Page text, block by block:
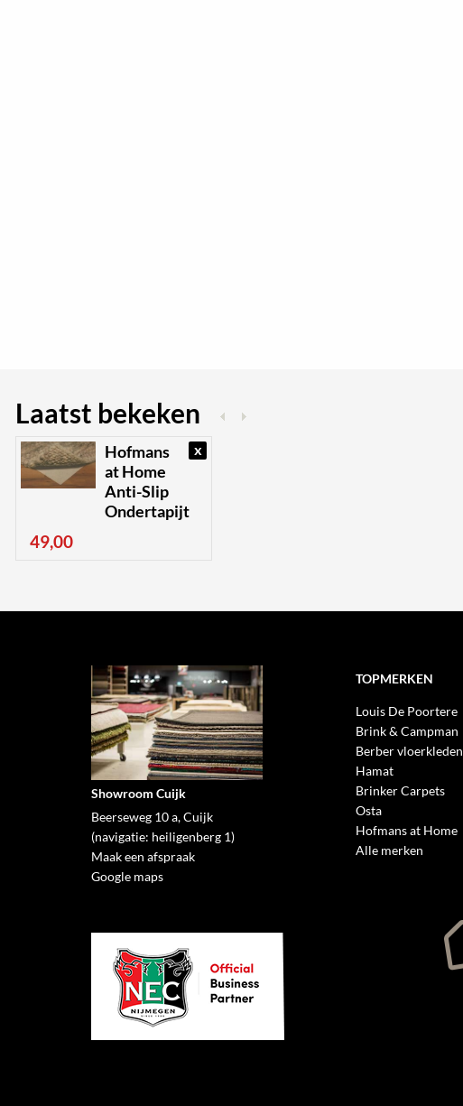
Laatst bekeken
x
Hofmans
at Home
Anti-Slip
Ondertapijt
49,00
Showroom Cuijk
Beerseweg 10 a, Cuijk
(navigatie: heiligenberg 1)
Maak een afspraak
Google maps
TOPMERKEN
Louis De Poortere
Brink & Campman
Berber vloerkleden
Hamat
Brinker Carpets
Osta
Hofmans at Home
Alle merken